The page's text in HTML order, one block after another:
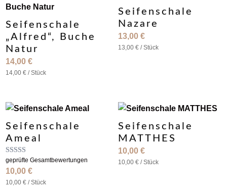
Seifenschale
„Alfred“, Buche
Natur
14,00€
14,00€ /Stück
Seifenschale
Nazare
13,00 €
13,00 €/Stück
Seifenschale
Ameal
Bewertet
mit
5.00
von 5
geprüfte Gesamtbewertungen
10,00€
10,00€ /Stück
Seifenschale
MATTHES
10,00 €
10,00 €/Stück